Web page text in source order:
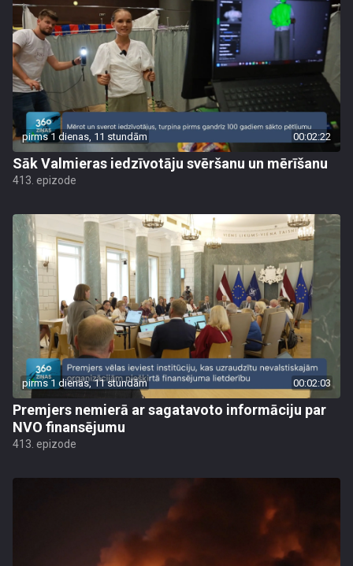
pirms 1 dienas, 11 stundām 00:02:22
Sāk Valmieras iedzīvotāju svēršanu un mērīšanu
413. epizode
pirms 1 dienas, 11 stundām 00:02:03
Premjers nemierā ar sagatavoto informāciju par
NVO finansējumu
413. epizode